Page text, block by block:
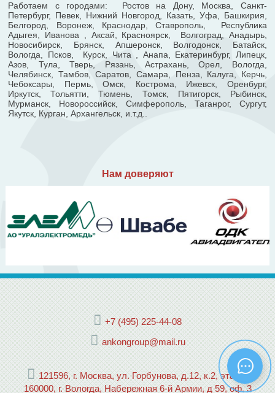
Работаем с городами: Ростов на Дону, Москва, Санкт-
Петербург, Певек, Нижний Новгород, Казать, Уфа, Башкирия,
Белгород, Воронеж, Краснодар, Ставрополь, Республика
Адыгея, Иванова , Аксай, Красноярск, Волгоград, Анадырь,
Новосибирск, Брянск, Апшеронск, Волгодонск, Батайск,
Вологда, Псков, Курск, Чита , Анапа, Екатеринбург, Липецк,
Азов, Тула, Тверь, Рязань, Астрахань, Орел, Вологда,
Челябинск, Тамбов, Саратов, Самара, Пенза, Калуга, Керчь,
Чебоксары, Пермь, Омск, Кострома, Ижевск, Оренбург,
Иркутск, Тольятти, Тюмень, Томск, Пятигорск, Рыбинск,
Мурманск, Новороссийск, Симферополь, Таганрог, Сургут,
Якутск, Курган, Архангельск, и.т.д..
Нам доверяют
+7 (495) 225-44-08
ankongroup@mail.ru
121596, г. Москва, ул. Горбунова, д.12, к.2, этаж 2
160000, г. Вологда, Набережная 6-й Армии, д 59, оф. 3